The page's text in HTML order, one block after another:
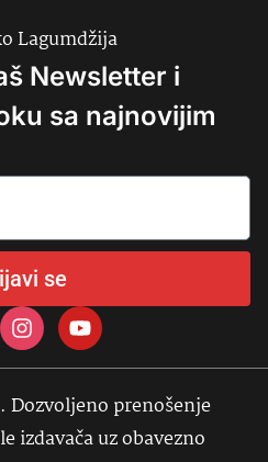
Lagumdžija
Newsletter i
sa najnovijim
se
Dozvoljeno prenošenje
izdavača uz obavezno